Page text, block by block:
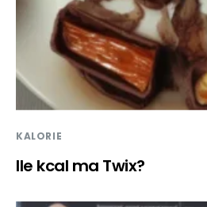
KALORIE
Ile kcal ma Twix?